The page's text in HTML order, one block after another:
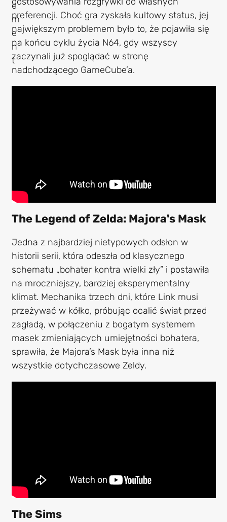
preferencji. Choć gra zyskała kultowy status, jej
największym problemem było to, że pojawiła się
na końcu cyklu życia N64, gdy wszyscy
zaczynali już spoglądać w stronę
nadchodzącego GameCube’a.
The Legend of Zelda: Majora's Mask
Jedna z najbardziej nietypowych odsłon w
historii serii, która odeszła od klasycznego
schematu „bohater kontra wielki zły” i postawiła
na mroczniejszy, bardziej eksperymentalny
klimat. Mechanika trzech dni, które Link musi
przeżywać w kółko, próbując ocalić świat przed
zagładą, w połączeniu z bogatym systemem
masek zmieniających umiejętności bohatera,
sprawiła, że Majora’s Mask była inna niż
wszystkie dotychczasowe Zeldy.
The Sims